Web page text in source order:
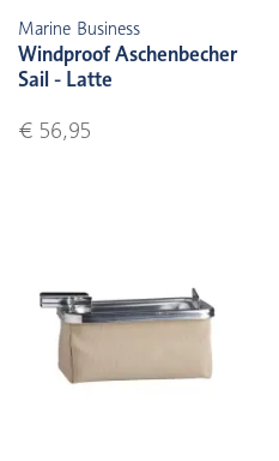
Marine Business
Windproof Aschenbecher
Sail - Latte
€ 56,95